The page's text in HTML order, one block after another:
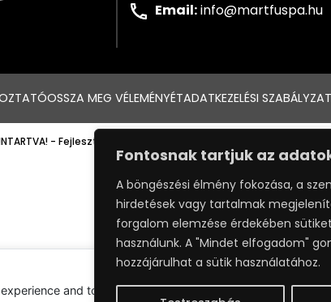
Fontosnak tartjuk az
A böngészési élmény fokozása, a
hirdetések vagy tartalmak
forgalom elemzése érdekében
használunk. A "Mindet elfogadom"
hozzájárulhat a sütik használatához.
Email:info@martfuspa.hu
OSSZA MEG VÉLEMÉNYÉTADATKEZELÉSI SZABÁLYZAT
- Fejlesztette:
and to track your whereabouts around